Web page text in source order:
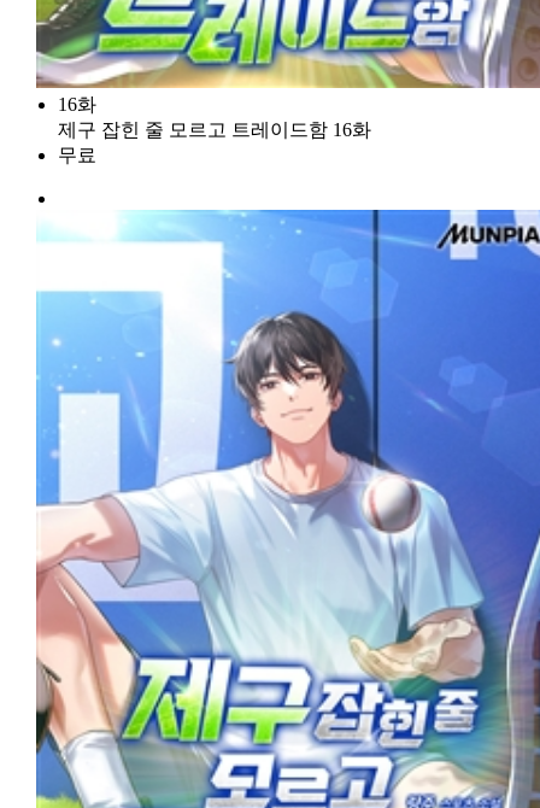
16화
제구 잡힌 줄 모르고 트레이드함 16화
무료